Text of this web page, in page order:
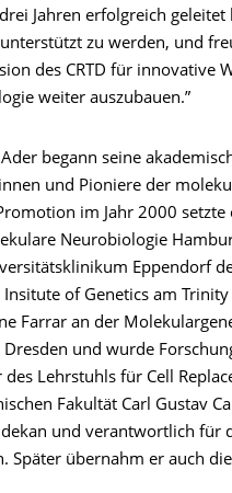
Jahren erfolgreich
zu werden, und
des CRTD für innovative
weiter auszubauen.”
begann seine
und Pioniere der
im Jahr 2000
Neurobiologie
Eppendorf
of Genetics am
Farrar an der
Dresden und wurde
des Lehrstuhls für Cell
Fakultät Carl Gustav
und verantwortlich für
Später übernahm er auch